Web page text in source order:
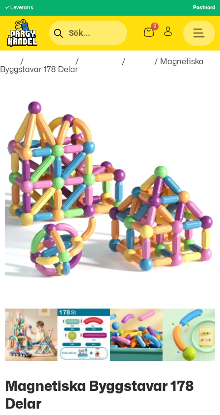
✓ Leverans Postnord
/ / /
/ Magnetiska
Byggstavar 178 Delar
Magnetiska Byggstavar 178
Delar